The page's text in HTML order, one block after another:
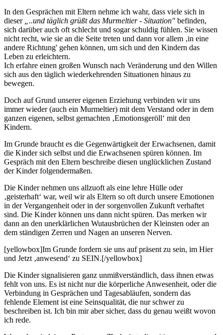
In den Gesprächen mit Eltern nehme ich wahr, dass viele sich in
dieser
„..und täglich grüßt das Murmeltier - Situation" befinden,
sich darüber auch oft schlecht und sogar schuldig fühlen. Sie wissen
nicht recht, wie sie an die Seite treten und dann vor allem ‚in eine
andere Richtung' gehen können, um sich und den Kindern das
Leben zu erleichtern.
Ich erfahre einen großen Wunsch nach Veränderung und den Willen
sich aus den täglich wiederkehrenden Situationen hinaus zu
bewegen.
Doch auf Grund unserer eigenen Erziehung verbinden wir uns
immer wieder (auch ein Murmeltier) mit dem Verstand oder in dem
ganzen eigenen, selbst gemachten ‚Emotionsgeröll‘ mit den
Kindern.
Im Grunde braucht es die Gegenwärtigkeit der Erwachsenen, damit
die Kinder sich selbst und die Erwachsenen spüren können. Im
Gespräch mit den Eltern beschreibe diesen unglücklichen Zustand
der Kinder folgendermaßen.
Die Kinder nehmen uns allzuoft als eine lehre Hülle oder
‚geisterhaft‘ war, weil wir als Eltern so oft durch unsere Emotionen
in der Vergangenheit oder in der sorgenvollen Zukunft verhaftet
sind. Die Kinder können uns dann nicht spüren. Das merken wir
dann an den unerklärlichen Wutausbrüchen der Kleinsten oder an
dem ständigen Zerren und Nagen an unseren Nerven.
[yellowbox]Im Grunde fordern sie uns auf präsent zu sein, im Hier
und Jetzt ‚anwesend‘ zu SEIN.[/yellowbox]
Die Kinder signalisieren ganz unmißverständlich, dass ihnen etwas
fehlt von uns. Es ist nicht nur die körperliche Anwesenheit, oder die
Verbindung in Gesprächen und Tagesabläufen, sondern das
fehlende Element ist eine Seinsqualität, die nur schwer zu
beschreiben ist. Ich bin mir aber sicher, dass du genau weißt wovon
ich rede.